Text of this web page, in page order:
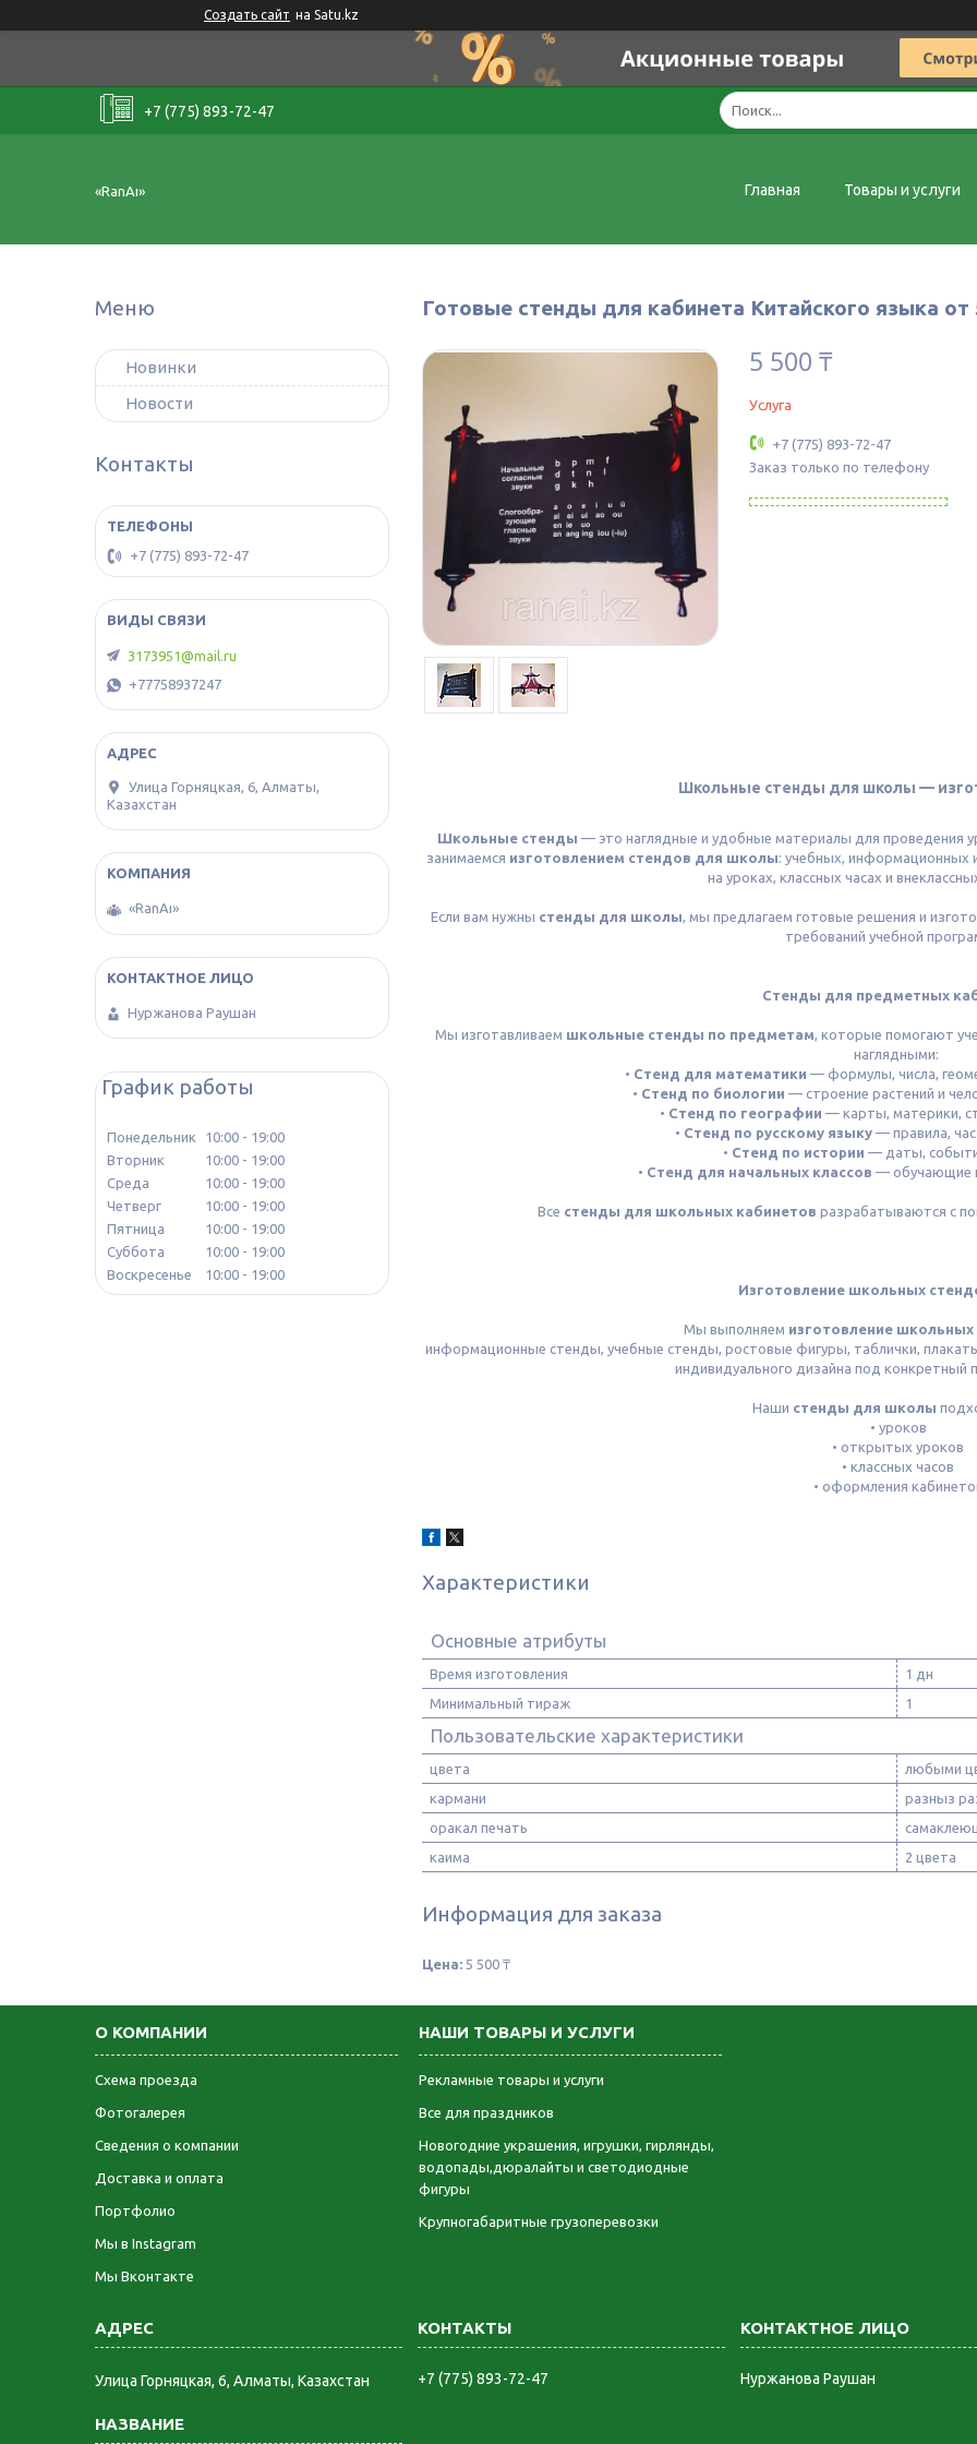
Создать сайт на Satu.kz
+7 (775) 893-72-47
«RanAı» Главная Товары и услуги
Готовые стенды для кабинета Китайского языка от
5 500 ₸
Услуга
+7 (775) 893-72-47
Заказ только по телефону
Школьные стенды для школы —
Школьные стенды — это наглядные и удобные материалы для проведения
занимаемся изготовлением стендов для школы: учебных, информационных
на уроках, классных часах и
Если вам нужны стенды для школы, мы предлагаем готовые решения и
требований учебной
Стенды для предметных
Мы изготавливаем школьные стенды по предметам, которые помогают
наглядными:
• Стенд для математики — формулы, числа,
• Стенд по биологии — строение растений и
• Стенд по географии — карты, материки,
• Стенд по русскому языку — правила,
• Стенд по истории — даты,
• Стенд для начальных классов — обучающие
Все стенды для школьных кабинетов разрабатываются с
Изготовление школьных
Мы выполняем изготовление школьных
информационные стенды, учебные стенды, ростовые фигуры, таблички,
индивидуального дизайна под конкретный
Наши стенды для школы
• уроков
• открытых уроков
• классных часов
• оформления
Характеристики
Основные атрибуты
Время изготовления
1 дн
Минимальный тираж
1
Пользовательские характеристики
цвета
любыми
кармани
разныз
оракал печать
каима
2 цвета
Информация для заказа
Цена: 5 500 ₸
Новинки
Новости
Контакты
+7 (775) 893-72-47
3173951@mail.ru
+77758937247
​Улица Горняцкая, 6, Алматы,
Казахстан
«RanAı»
Нуржанова Раушан
График работы
Понедельник 10:00
19:00
Вторник
10:00
19:00
Среда
10:00
19:00
Четверг
10:00
19:00
Пятница
10:00
19:00
Суббота
10:00
19:00
Воскресенье
10:00 19:00
О КОМПАНИИ
Схема проезда
Фотогалерея
Сведения о компании
Доставка и оплата
Портфолио
Мы в Instagram
Мы Вконтакте
НАШИ ТОВАРЫ И УСЛУГИ
Рекламные товары и услуги
Все для праздников
Новогодние украшения, игрушки, гирлянды,
водопады,дюралайты и светодиодные
фигуры
Крупногабаритные грузоперевозки
​Улица Горняцкая, 6, Алматы, Казахстан +7 (775) 893-72-47 Нуржанова Раушан